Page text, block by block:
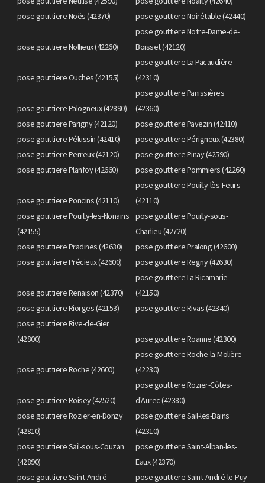
pose gouttiere Noës (42370)
pose gouttiere Noirétable (42440)
pose gouttiere Nollieux (42260)
pose gouttiere Notre-Dame-de-
Boisset (42120)
pose gouttiere Ouches (42155)
pose gouttiere La Pacaudière
(42310)
pose gouttiere Palogneux (42890)
pose gouttiere Panissières
(42360)
pose gouttiere Parigny (42120)
pose gouttiere Pavezin (42410)
pose gouttiere Pélussin (42410)
pose gouttiere Périgneux (42380)
pose gouttiere Perreux (42120)
pose gouttiere Pinay (42590)
pose gouttiere Planfoy (42660)
pose gouttiere Pommiers (42260)
pose gouttiere Poncins (42110)
pose gouttiere Pouilly-lès-Feurs
(42110)
pose gouttiere Pouilly-les-Nonains
(42155)
pose gouttiere Pouilly-sous-
Charlieu (42720)
pose gouttiere Pradines (42630)
pose gouttiere Pralong (42600)
pose gouttiere Précieux (42600)
pose gouttiere Regny (42630)
pose gouttiere Renaison (42370)
pose gouttiere La Ricamarie
(42150)
pose gouttiere Riorges (42153)
pose gouttiere Rivas (42340)
pose gouttiere Rive-de-Gier
(42800)
pose gouttiere Roanne (42300)
pose gouttiere Roche (42600)
pose gouttiere Roche-la-Molière
(42230)
pose gouttiere Roisey (42520)
pose gouttiere Rozier-Côtes-
d'Aurec (42380)
pose gouttiere Rozier-en-Donzy
(42810)
pose gouttiere Sail-les-Bains
(42310)
pose gouttiere Sail-sous-Couzan
(42890)
pose gouttiere Saint-Alban-les-
Eaux (42370)
pose gouttiere Saint-André-
pose gouttiere Saint-André-le-Puy